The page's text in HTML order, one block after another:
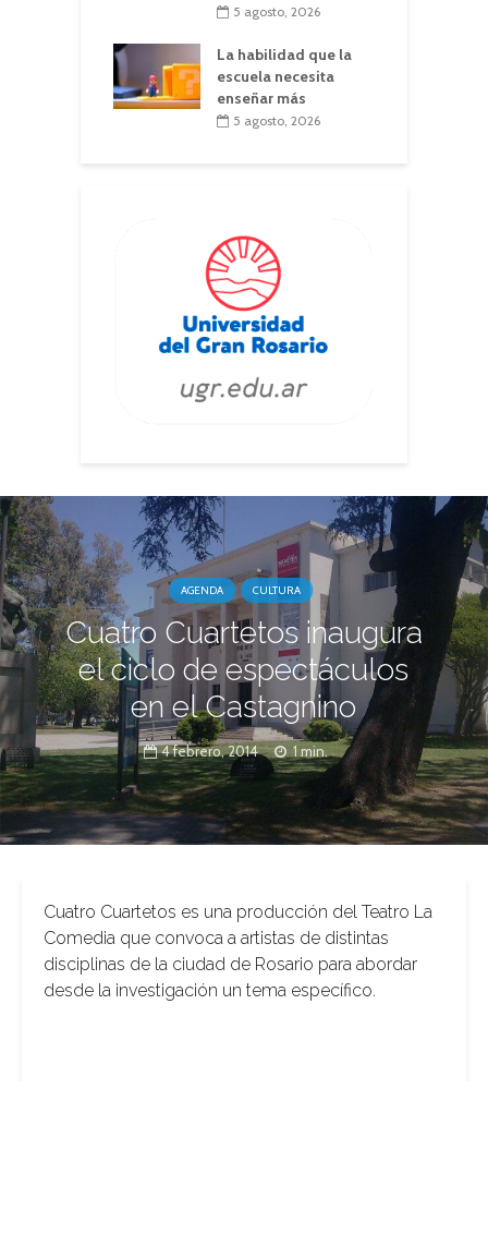
5 agosto, 2026
La habilidad que la
escuela necesita
enseñar más
5 agosto, 2026
AGENDA CULTURA
Cuatro Cuartetos inaugura
el ciclo de espectáculos
en el Castagnino
4 febrero, 2014 1 min.
Cuatro Cuartetos es una producción del Teatro La
Comedia que convoca a artistas de distintas
disciplinas de la ciudad de Rosario para abordar
desde la investigación un tema específico.